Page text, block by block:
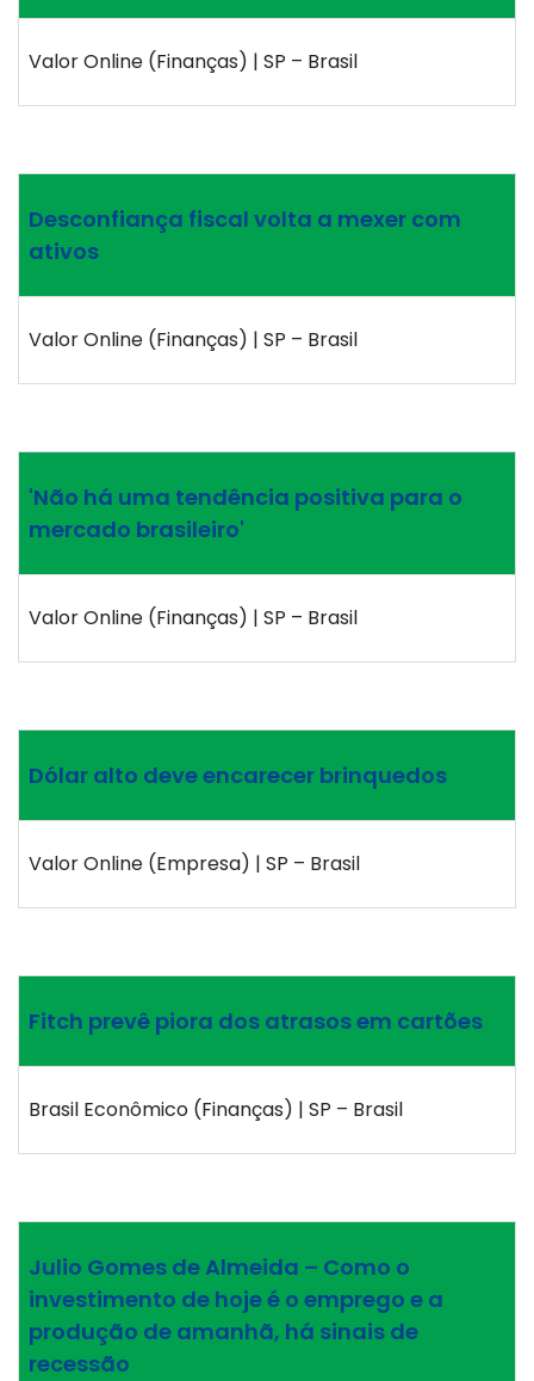
Valor Online (Finanças) | SP – Brasil
Desconfiança fiscal volta a mexer com
ativos
Valor Online (Finanças) | SP – Brasil
'Não há uma tendência positiva para o
mercado brasileiro'
Valor Online (Finanças) | SP – Brasil
Dólar alto deve encarecer brinquedos
Valor Online (Empresa) | SP – Brasil
Fitch prevê piora dos atrasos em cartões
Brasil Econômico (Finanças) | SP – Brasil
Julio Gomes de Almeida – Como o
investimento de hoje é o emprego e a
produção de amanhã, há sinais de
recessão